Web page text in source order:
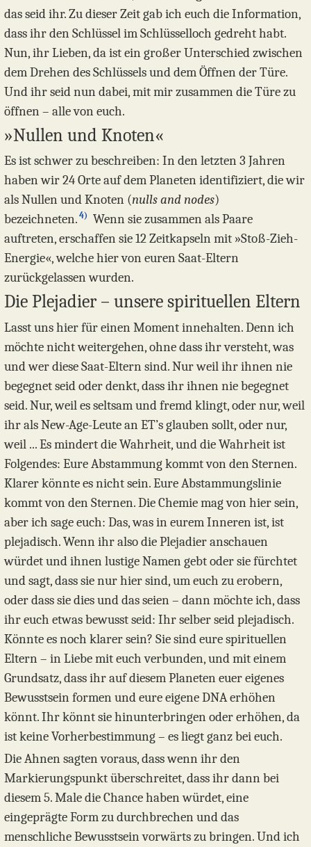
das seid ihr. Zu dieser Zeit gab ich euch die Information,
dass ihr den Schlüssel im Schlüsselloch gedreht habt.
Nun, ihr Lieben, da ist ein großer Unterschied zwischen
dem Drehen des Schlüssels und dem Öffnen der Türe.
Und ihr seid nun dabei, mit mir zusammen die Türe zu
öffnen – alle von euch.
»Nullen und Knoten«
Es ist schwer zu beschreiben: In den letzten 3 Jahren
haben wir 24 Orte auf dem Planeten identifiziert, die wir
als Nullen und Knoten (nulls and nodes)
bezeichneten. 4) Wenn sie zusammen als Paare
auftreten, erschaffen sie 12 Zeitkapseln mit »Stoß-Zieh-
Energie«, welche hier von euren Saat-Eltern
zurückgelassen wurden.
Die Plejadier – unsere spirituellen Eltern
Lasst uns hier für einen Moment innehalten. Denn ich
möchte nicht weitergehen, ohne dass ihr versteht, was
und wer diese Saat-Eltern sind. Nur weil ihr ihnen nie
begegnet seid oder denkt, dass ihr ihnen nie begegnet
seid. Nur, weil es seltsam und fremd klingt, oder nur, weil
ihr als New-Age-Leute an ET’s glauben sollt, oder nur,
weil ... Es mindert die Wahrheit, und die Wahrheit ist
Folgendes: Eure Abstammung kommt von den Sternen.
Klarer könnte es nicht sein. Eure Abstammungslinie
kommt von den Sternen. Die Chemie mag von hier sein,
aber ich sage euch: Das, was in eurem Inneren ist, ist
plejadisch. Wenn ihr also die Plejadier anschauen
würdet und ihnen lustige Namen gebt oder sie fürchtet
und sagt, dass sie nur hier sind, um euch zu erobern,
oder dass sie dies und das seien – dann möchte ich, dass
ihr euch etwas bewusst seid: Ihr selber seid plejadisch.
Könnte es noch klarer sein? Sie sind eure spirituellen
Eltern – in Liebe mit euch verbunden, und mit einem
Grundsatz, dass ihr auf diesem Planeten euer eigenes
Bewusstsein formen und eure eigene DNA erhöhen
könnt. Ihr könnt sie hinunterbringen oder erhöhen, da
ist keine Vorherbestimmung – es liegt ganz bei euch.
Die Ahnen sagten voraus, dass wenn ihr den
Markierungspunkt überschreitet, dass ihr dann bei
diesem 5. Male die Chance haben würdet, eine
eingeprägte Form zu durchbrechen und das
menschliche Bewusstsein vorwärts zu bringen. Und ich